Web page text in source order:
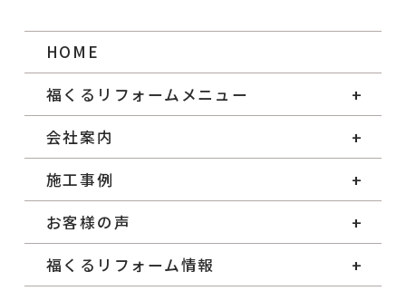
HOME
福くるリフォームメニュー
会社案内
施工事例
お客様の声
福くるリフォーム情報